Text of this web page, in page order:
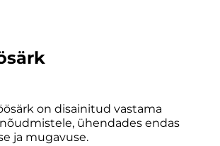
on disainitud vastama
ühendades endas
ja mugavuse.